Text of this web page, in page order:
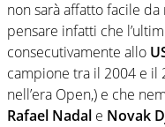
non sarà affatto facile
pensare infatti che
consecutivamente allo
campione tra il 2004 e
nell’era Open,) e che
Rafael Nadal e Novak